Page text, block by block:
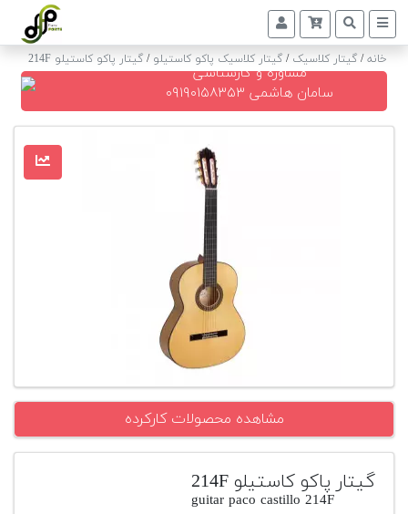
دیجیتال
و
رگلاژ
خانه/گیتار کلاسیک /گیتار کلاسیک پاکو کاستیلو /گیتار پاکو کاستیلو 214F
مشاوره و کارشناسی
سامان هاشمی ۰۹۱۹۰۱۵۸۳۵۳
مشاهده محصولات کارکرده
گیتار پاکو کاستیلو 214F
guitar paco castillo 214F